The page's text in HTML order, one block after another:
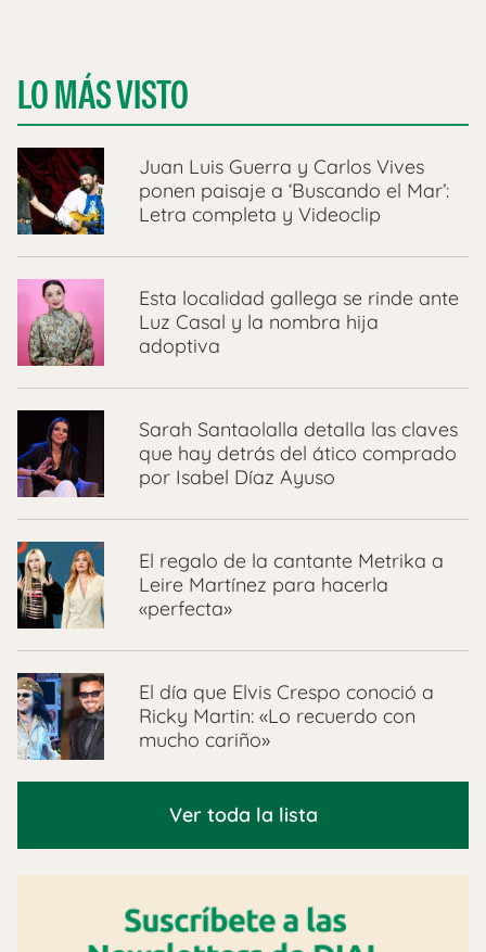
LO MÁS VISTO
Juan Luis Guerra y Carlos Vives
ponen paisaje a ‘Buscando el Mar’:
Letra completa y Videoclip
Esta localidad gallega se rinde ante
Luz Casal y la nombra hija
adoptiva
Sarah Santaolalla detalla las claves
que hay detrás del ático comprado
por Isabel Díaz Ayuso
El regalo de la cantante Metrika a
Leire Martínez para hacerla
«perfecta»
El día que Elvis Crespo conoció a
Ricky Martin: «Lo recuerdo con
mucho cariño»
Ver toda la lista